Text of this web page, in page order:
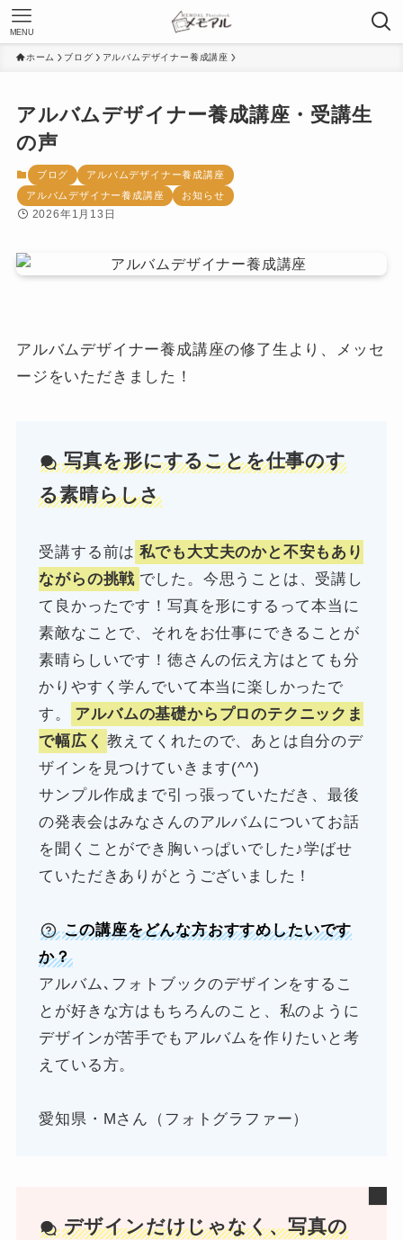
MENU
ホーム ブログ アルバムデザイナー養成講座
アルバムデザイナー養成講座・受講生
の声
ブログ
アルバムデザイナー養成講座
アルバムデザイナー養成講座
お知らせ
2026年1月13日
アルバムデザイナー養成講座の修了生より、メッセ
ージをいただきました！
写真を形にすることを仕事のす
る素晴らしさ
受講する前は 私でも大丈夫のかと不安もあり
ながらの挑戦 でした。今思うことは、受講し
て良かったです！写真を形にするって本当に
素敵なことで、それをお仕事にできることが
素晴らしいです！徳さんの伝え方はとても分
かりやすく学んでいて本当に楽しかったで
す。
アルバムの基礎からプロのテクニックま
で幅広く 教えてくれたので、あとは自分のデ
ザインを見つけていきます(^^)
サンプル作成まで引っ張っていただき、最後
の発表会はみなさんのアルバムについてお話
を聞くことができ胸いっぱいでした♪学ばせ
ていただきありがとうございました！
この講座をどんな方おすすめしたいです
か？
アルバム､フォトブックのデザインをするこ
とが好きな方はもちろんのこと、私のように
デザインが苦手でもアルバムを作りたいと考
えている方。
愛知県・Mさん（フォトグラファー）
デザインだけじゃなく、写真の